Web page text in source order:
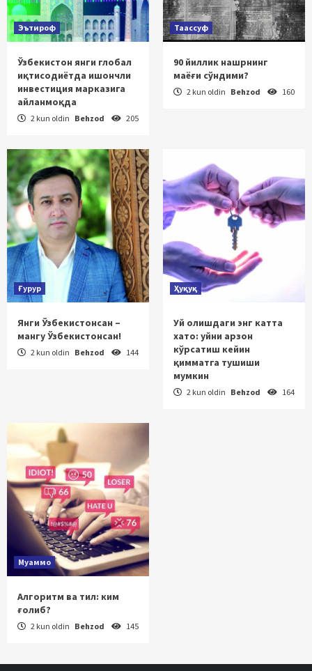
Эътироф
Ўзбекистон янги глобал
иқтисодиётда ишончли
инвестиция марказига
айланмоқда
2 kun oldin Behzod 205
Таассуф
90 йиллик нашрнинг
маёғи сўндими?
2 kun oldin Behzod 160
Ғурур
Янги Ўзбекистонсан –
мангу Ўзбекистонсан!
2 kun oldin Behzod 144
Ҳуқуқ
Уй олишдаги энг катта
хато: уйни арзон
кўрсатиш кейин
қимматга тушиши
мумкин
2 kun oldin Behzod 164
Муаммо
Алгоритм ва тил: ким
ғолиб?
2 kun oldin Behzod 145